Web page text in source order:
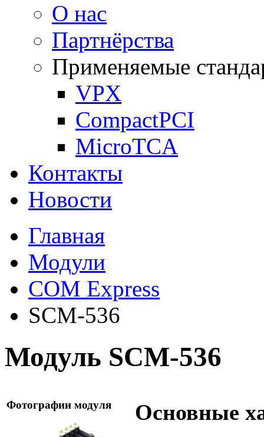
О нас
Партнёрства
Применяемые
VPX
CompactPCI
MicroTCA
Контакты
Новости
Главная
Модули
COM Express
SCM-536
Модуль SCM-536
Фотографии модуля Основные